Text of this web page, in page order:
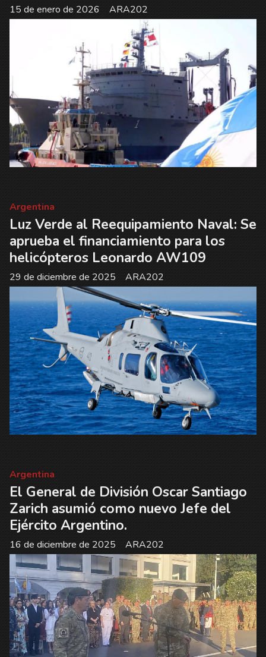
ARA202
15 de enero de 2026
Luz Verde al Reequipamiento Naval: Se
aprueba el financiamiento para los
helicópteros Leonardo AW109
ARA202
Argentina
29 de diciembre de 2025
El General de División Oscar Santiago
Zarich asumió como nuevo Jefe del
Ejército Argentino.
ARA202
Argentina
16 de diciembre de 2025